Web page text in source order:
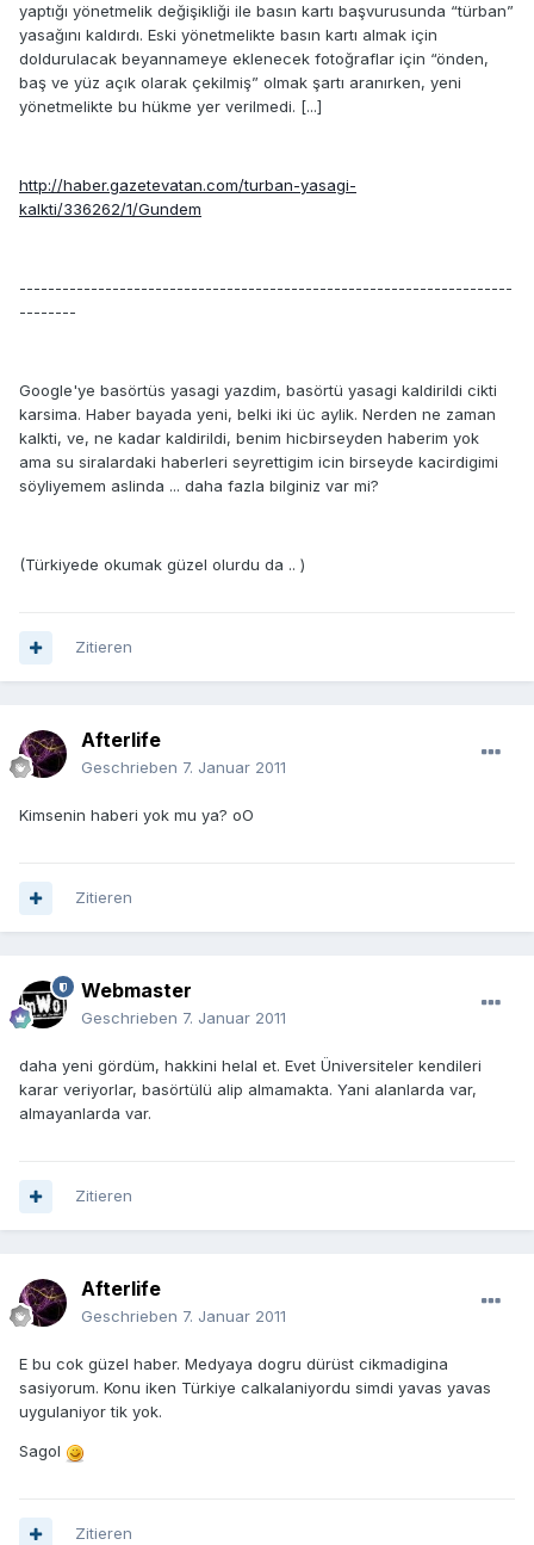
yaptığı yönetmelik değişikliği ile basın kartı başvurusunda “türban”
yasağını kaldırdı. Eski yönetmelikte basın kartı almak için
doldurulacak beyannameye eklenecek fotoğraflar için “önden,
baş ve yüz açık olarak çekilmiş” olmak şartı aranırken, yeni
yönetmelikte bu hükme yer verilmedi. [...]
http://haber.gazetevatan.com/turban-yasagi-
kalkti/336262/1/Gundem
---------------------------------------------------------------------
--------
Google'ye basörtüs yasagi yazdim, basörtü yasagi kaldirildi cikti
karsima. Haber bayada yeni, belki iki üc aylik. Nerden ne zaman
kalkti, ve, ne kadar kaldirildi, benim hicbirseyden haberim yok
ama su siralardaki haberleri seyrettigim icin birseyde kacirdigimi
söyliyemem aslinda ... daha fazla bilginiz var mi?
(Türkiyede okumak güzel olurdu da .. )
Zitieren
Afterlife
Geschrieben 7. Januar 2011
Kimsenin haberi yok mu ya? oO
Zitieren
Webmaster
Geschrieben 7. Januar 2011
daha yeni gördüm, hakkini helal et. Evet Üniversiteler kendileri
karar veriyorlar, basörtülü alip almamakta. Yani alanlarda var,
almayanlarda var.
Zitieren
Afterlife
Geschrieben 7. Januar 2011
E bu cok güzel haber. Medyaya dogru dürüst cikmadigina
sasiyorum. Konu iken Türkiye calkalaniyordu simdi yavas yavas
uygulaniyor tik yok.
Sagol
Zitieren